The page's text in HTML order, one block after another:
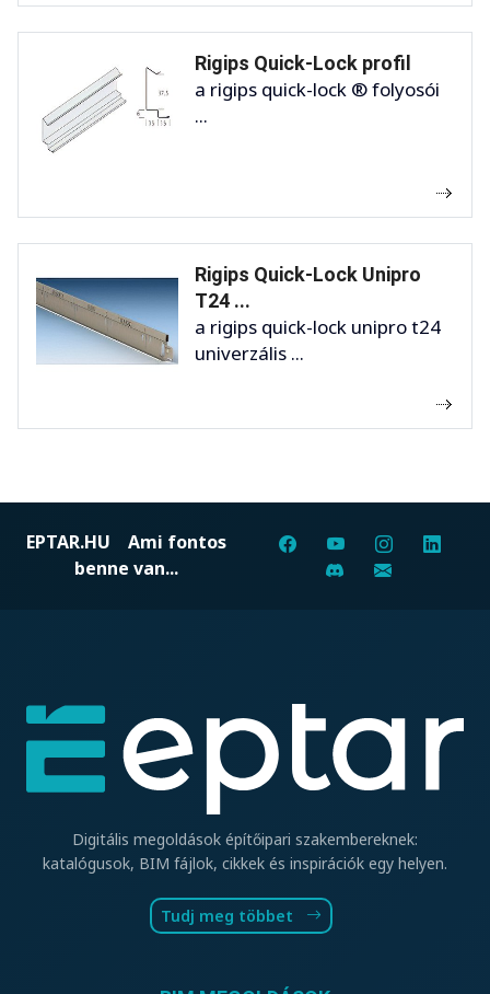
Rigips Quick-Lock profil
a rigips quick-lock ® folyosói
...
Rigips Quick-Lock Unipro
T24 ...
a rigips quick-lock unipro t24
univerzális ...
EPTAR.HU Ami fontos
benne van...
Digitális megoldások építőipari szakembereknek:
katalógusok, BIM fájlok, cikkek és inspirációk egy helyen.
Tudj meg többet